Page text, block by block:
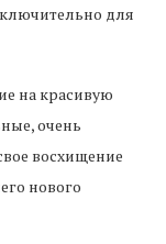
для
на красивую
очень
восхищение
нового